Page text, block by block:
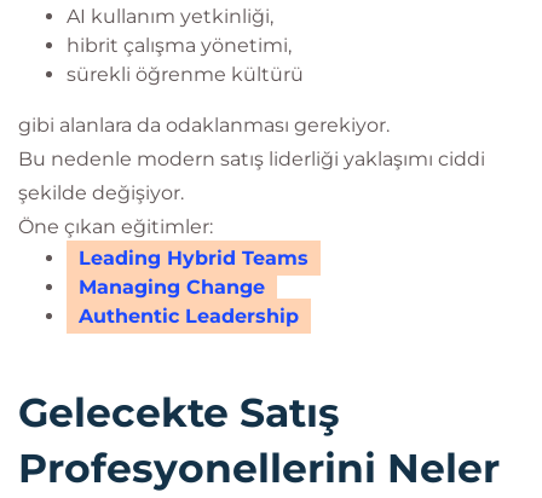
AI kullanım yetkinliği,
hibrit çalışma yönetimi,
sürekli öğrenme kültürü
gibi alanlara da odaklanması gerekiyor.
Bu nedenle modern satış liderliği yaklaşımı ciddi
şekilde değişiyor.
Öne çıkan eğitimler:
Leading Hybrid Teams
Managing Change
Authentic Leadership
Gelecekte Satış
Profesyonellerini Neler